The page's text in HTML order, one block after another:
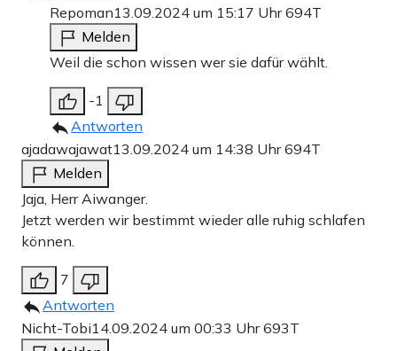
Repoman13.09.2024 um 15:17 Uhr694T
Melden
Weil die schon wissen wer sie dafür wählt.
-1
Antworten
ajadawajawat13.09.2024 um 14:38 Uhr694T
Melden
Jaja, Herr Aiwanger.
Jetzt werden wir bestimmt wieder alle ruhig schlafen
können.
7
Antworten
Nicht-Tobi14.09.2024 um 00:33 Uhr693T